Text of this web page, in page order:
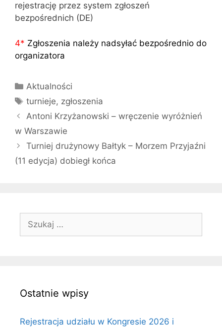
rejestrację przez system zgłoszeń
bezpośrednich (DE)
4* Zgłoszenia należy nadsyłać bezpośrednio do
organizatora
Kategorie
Aktualności
Tagi
turnieje, zgłoszenia
Antoni Krzyżanowski – wręczenie wyróżnień
w Warszawie
Turniej drużynowy Bałtyk – Morzem Przyjaźni
(11 edycja) dobiegł końca
Ostatnie wpisy
Rejestracja udziału w Kongresie 2026 i